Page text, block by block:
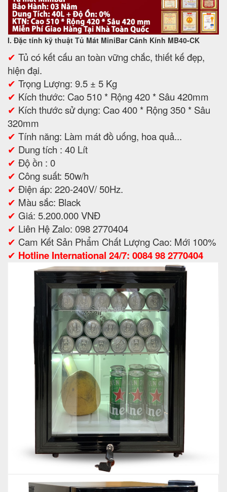
I. Đặc tính kỹ thuật Tủ Mát MiniBar Cánh Kính MB40-CK
✔ Tủ có kết cấu an toàn vững chắc, thiết kế đẹp,
hiện đại.
✔ Trọng Lượng: 9.5 ± 5 Kg
✔ Kích thước: Cao 510 * Rộng 420 * Sâu 420mm
✔ Kích thước sử dụng: Cao 400 * Rộng 350 * Sâu
320mm
✔ Tính năng: Làm mát đồ uống, hoa quả...
✔ Dung tích : 40 Lít
✔ Độ ồn : 0
✔ Công suất: 50w/h
✔ Điện áp: 220-240V/ 50Hz.
✔ Màu sắc: Black
✔ Giá: 5.200.000 VNĐ
✔ Liên Hệ Zalo: 098 2770404
✔ Cam Kết Sản Phẩm Chất Lượng Cao: Mới 100%
✔ Hotline International 24/7: 0084 98 2770404